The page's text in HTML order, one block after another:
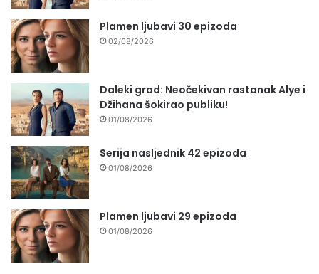
Plamen ljubavi 30 epizoda
02/08/2026
Daleki grad: Neočekivan rastanak Alye i
Džihana šokirao publiku!
01/08/2026
Serija nasljednik 42 epizoda
01/08/2026
Plamen ljubavi 29 epizoda
01/08/2026